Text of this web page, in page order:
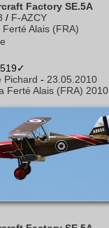
Factory SE.5A
/ F-AZCY
Ferté Alais (FRA)
Pichard - 23.05.2010
Ferté Alais (FRA) 2010